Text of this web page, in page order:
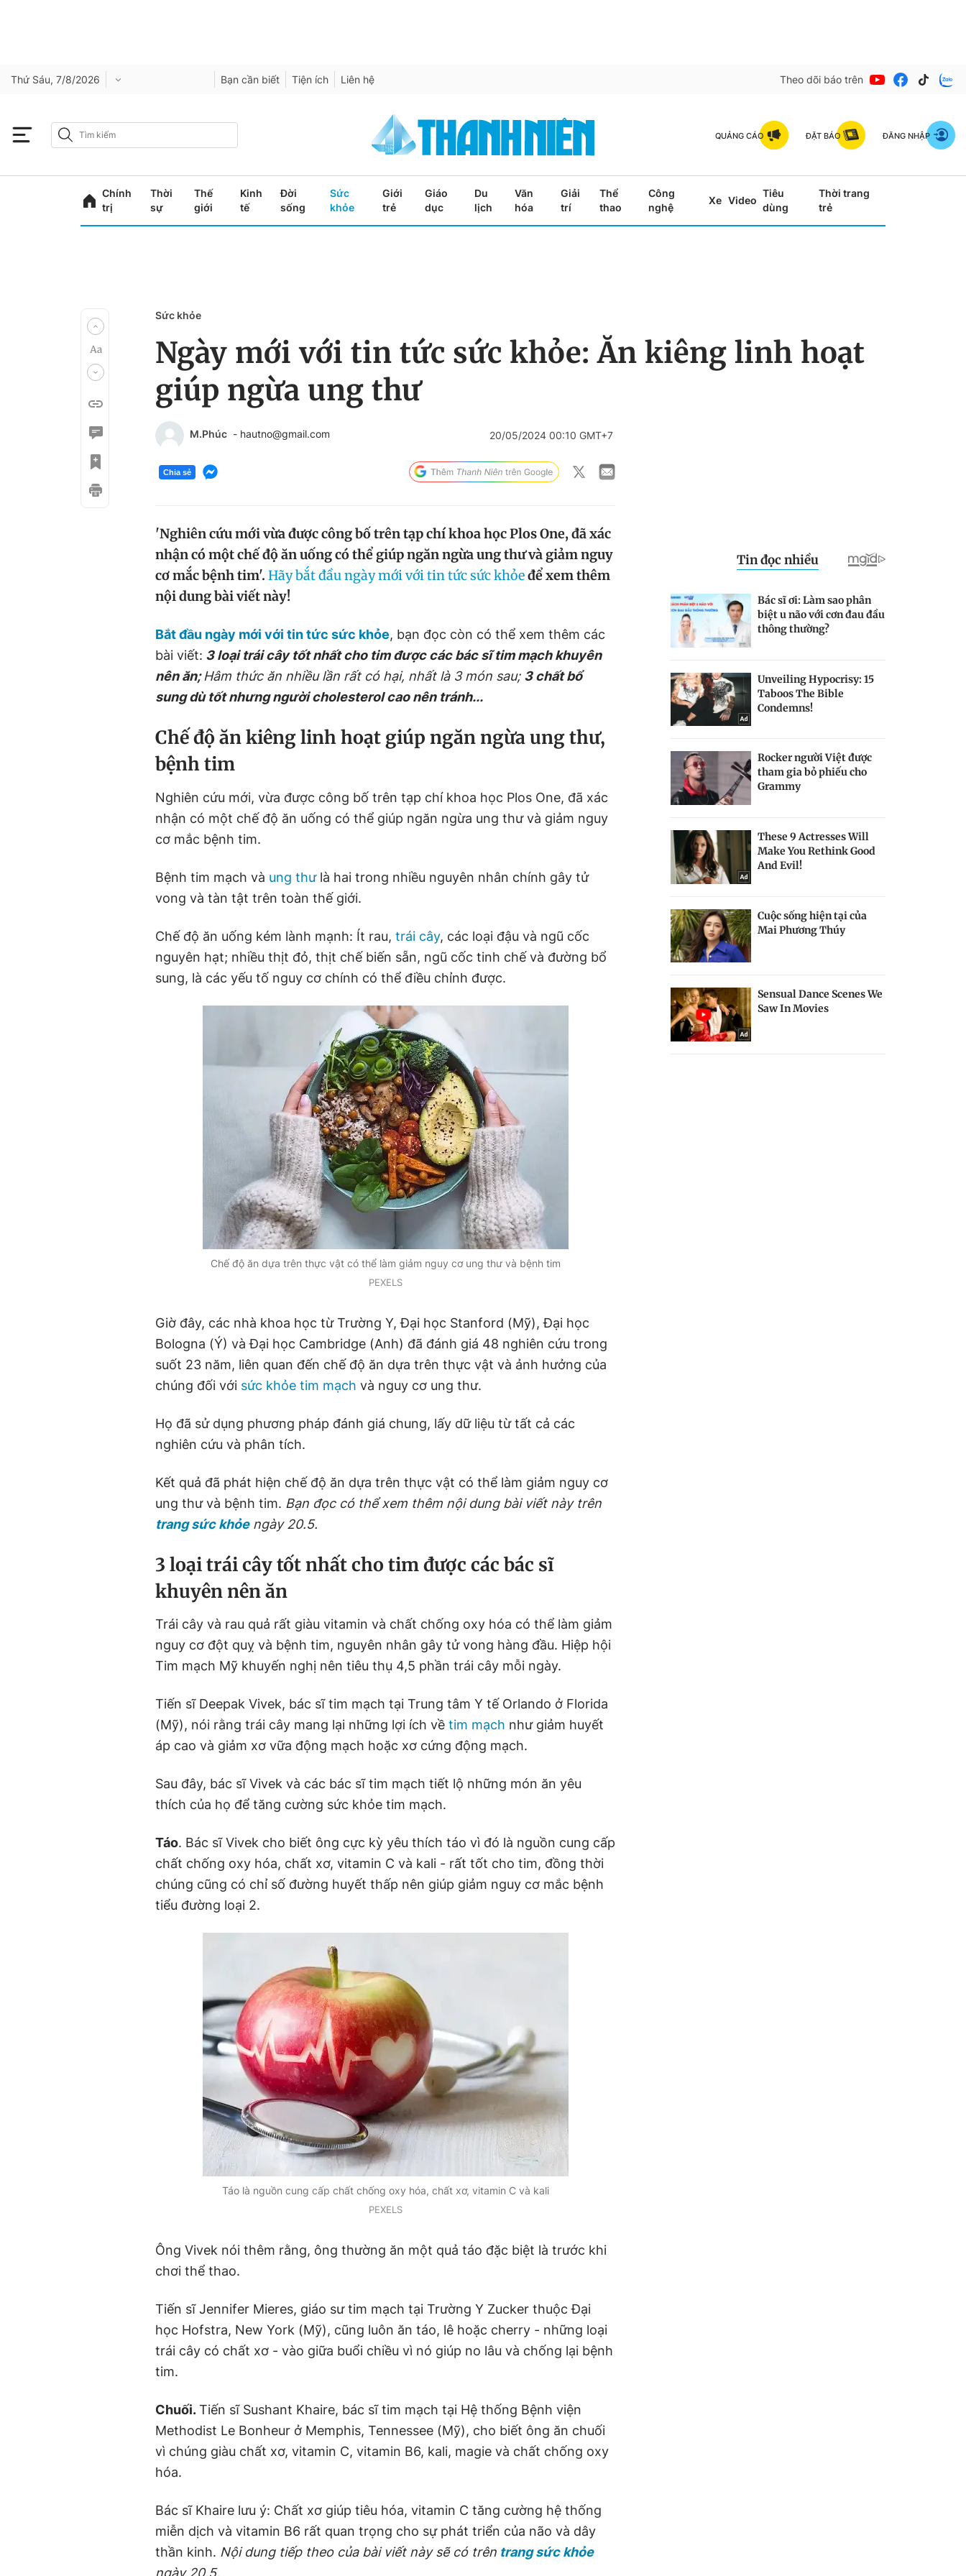
Thứ Sáu, 7/8/2026 Bạn cần biết Tiện ích Liên hệ Theo dõi báo trên
QUẢNG CÁO ĐẶT BÁO ĐĂNG NHẬP
Chính
trị
Thời
sự
Thế
giới
Kinh
tế
Đời
sống
Sức
khỏe
Giới
trẻ
Giáo
dục
Du
lịch
Văn
hóa
Giải
trí
Thể
thao
Công
nghệ
Xe Video
Tiêu
dùng
Thời trang
trẻ
Sức khỏe
Ngày mới với tin tức sức khỏe: Ăn kiêng linh hoạt
giúp ngừa ung thư
M.Phúc - hautno@gmail.com 20/05/2024 00:10 GMT+7
Chia sẻ
'Nghiên cứu mới vừa được công bố trên tạp chí khoa học Plos One, đã xác
nhận có một chế độ ăn uống có thể giúp ngăn ngừa ung thư và giảm nguy
cơ mắc bệnh tim'. Hãy bắt đầu ngày mới với tin tức sức khỏeđể xem thêm
nội dung bài viết này!
Bắt đầu ngày mới với tin tức sức khỏe, bạn đọc còn có thể xem thêm các
bài viết: 3 loại trái cây tốt nhất cho tim được các bác sĩ tim mạch khuyên
nên ăn;Hâm thức ăn nhiều lần rất có hại, nhất là 3 món sau; 3 chất bổ
sung dù tốt nhưng người cholesterol cao nên tránh...
Chế độ ăn kiêng linh hoạt giúp ngăn ngừa ung thư,
bệnh tim
Nghiên cứu mới, vừa được công bố trên tạp chí khoa học Plos One, đã xác
nhận có một chế độ ăn uống có thể giúp ngăn ngừa ung thư và giảm nguy
cơ mắc bệnh tim.
Bệnh tim mạch và ung thưlà hai trong nhiều nguyên nhân chính gây tử
vong và tàn tật trên toàn thế giới.
Chế độ ăn uống kém lành mạnh: Ít rau, trái cây, các loại đậu và ngũ cốc
nguyên hạt; nhiều thịt đỏ, thịt chế biến sẵn, ngũ cốc tinh chế và đường bổ
sung, là các yếu tố nguy cơ chính có thể điều chỉnh được.
Chế độ ăn dựa trên thực vật có thể làm giảm nguy cơ ung thư và bệnh tim
PEXELS
Giờ đây, các nhà khoa học từ Trường Y, Đại học Stanford (Mỹ), Đại học
Bologna (Ý) và Đại học Cambridge (Anh) đã đánh giá 48 nghiên cứu trong
suốt 23 năm, liên quan đến chế độ ăn dựa trên thực vật và ảnh hưởng của
chúng đối với sức khỏe tim mạch và nguy cơ ung thư.
Họ đã sử dụng phương pháp đánh giá chung, lấy dữ liệu từ tất cả các
nghiên cứu và phân tích.
Kết quả đã phát hiện chế độ ăn dựa trên thực vật có thể làm giảm nguy cơ
ung thư và bệnh tim. Bạn đọc có thể xem thêm nội dung bài viết này trên
trang sức khỏe ngày 20.5.
3 loại trái cây tốt nhất cho tim được các bác sĩ
khuyên nên ăn
Trái cây và rau quả rất giàu vitamin và chất chống oxy hóa có thể làm giảm
nguy cơ đột quỵ và bệnh tim, nguyên nhân gây tử vong hàng đầu. Hiệp hội
Tim mạch Mỹ khuyến nghị nên tiêu thụ 4,5 phần trái cây mỗi ngày.
Tiến sĩ Deepak Vivek, bác sĩ tim mạch tại Trung tâm Y tế Orlando ở Florida
(Mỹ), nói rằng trái cây mang lại những lợi ích về tim mạch như giảm huyết
áp cao và giảm xơ vữa động mạch hoặc xơ cứng động mạch.
Sau đây, bác sĩ Vivek và các bác sĩ tim mạch tiết lộ những món ăn yêu
thích của họ để tăng cường sức khỏe tim mạch.
Táo. Bác sĩ Vivek cho biết ông cực kỳ yêu thích táo vì đó là nguồn cung cấp
chất chống oxy hóa, chất xơ, vitamin C và kali - rất tốt cho tim, đồng thời
chúng cũng có chỉ số đường huyết thấp nên giúp giảm nguy cơ mắc bệnh
tiểu đường loại 2.
Táo là nguồn cung cấp chất chống oxy hóa, chất xơ, vitamin C và kali
PEXELS
Ông Vivek nói thêm rằng, ông thường ăn một quả táo đặc biệt là trước khi
chơi thể thao.
Tiến sĩ Jennifer Mieres, giáo sư tim mạch tại Trường Y Zucker thuộc Đại
học Hofstra, New York (Mỹ), cũng luôn ăn táo, lê hoặc cherry - những loại
trái cây có chất xơ - vào giữa buổi chiều vì nó giúp no lâu và chống lại bệnh
tim.
Chuối.Tiến sĩ Sushant Khaire, bác sĩ tim mạch tại Hệ thống Bệnh viện
Methodist Le Bonheur ở Memphis, Tennessee (Mỹ), cho biết ông ăn chuối
vì chúng giàu chất xơ, vitamin C, vitamin B6, kali, magie và chất chống oxy
hóa.
Bác sĩ Khaire lưu ý: Chất xơ giúp tiêu hóa, vitamin C tăng cường hệ thống
miễn dịch và vitamin B6 rất quan trọng cho sự phát triển của não và dây
thần kinh. Nội dung tiếp theo của bài viết này sẽ có trên trang sức khỏe
ngày 20.5.